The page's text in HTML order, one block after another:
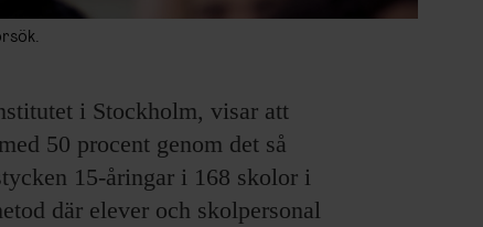
i Stockholm, visar att
50 procent genom det så
15-åringar i 168 skolor i
där elever och skolpersonal